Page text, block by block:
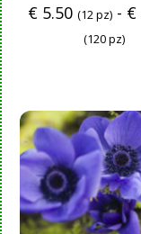
€ 5.50 (12 pz) - €
(120 pz)